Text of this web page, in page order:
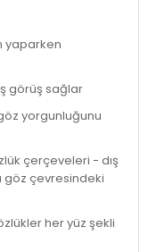
yaparken
görüş sağlar
yorgunluğunu
çerçeveleri - dış
göz çevresindeki
her yüz şekli